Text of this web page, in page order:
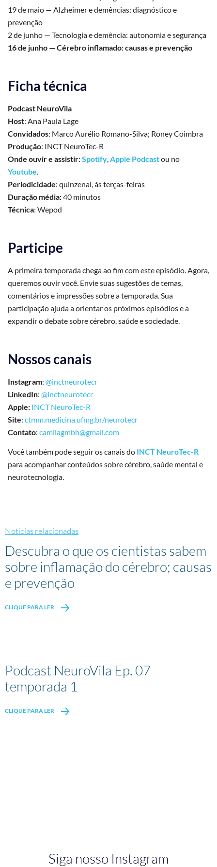
19 de maio — Alzheimer e demências: diagnóstico e
prevenção
2 de junho — Tecnologia e demência: autonomia e segurança
16 de junho — Cérebro inflamado: causas e prevenção
Ficha técnica
Podcast NeuroVila
Host: Ana Paula Lage
Convidados: Marco Aurélio Romano-Silva; Roney Coimbra
Produção: INCT NeuroTec-R
Onde ouvir e assistir: Spotify,Apple Podcastou no
Youtube.
Periodicidade: quinzenal, às terças-feiras
Duração média:40 minutos
Técnica: Wepod
Participe
A primeira temporada chega ao fim com este episódio. Agora,
queremos ouvir você. Envie suas sugestões de temas,
comentários e impressões sobre a temporada. Sua
participação ajuda a orientar os próximos episódios e a
expandir o debate sobre cérebro, saúde e sociedade.
Nossos canais
Instagram: @inctneurotecr
LinkedIn: @inctneurotecr
Apple: INCT NeuroTec-R
Site: ctmm.medicina.ufmg.br/neurotecr
Contato: camilagmbh@gmail.com
Você também pode seguir os canais do INCT NeuroTec-R
para acompanhar conteúdos sobre cérebro, saúde mental e
neurotecnologia.
Notícias relacionadas
Descubra o que os cientistas sabem
sobre inflamação do cérebro; causas
e prevenção
CLIQUE PARA LER
Podcast NeuroVila Ep. 07
temporada 1
CLIQUE PARA LER
Siga nosso Instagram